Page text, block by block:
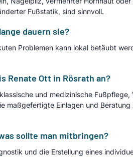
Fußstatik, sind sinnvoll.
dauern sie?
Problemen kann lokal betäubt
Renate Ott in Rösrath an?
und medizinische
maßgefertigte Einlagen und
sollte man mitbringen?
und die Erstellung eines